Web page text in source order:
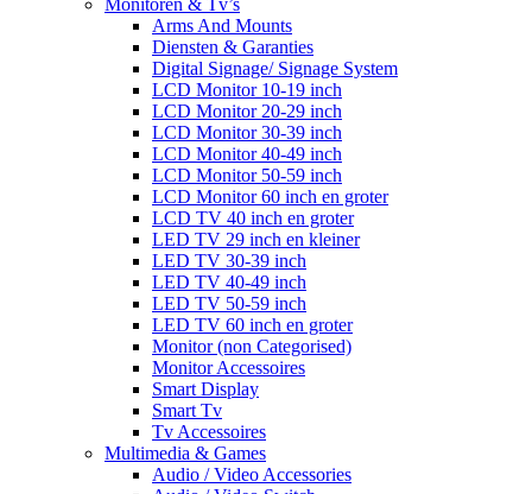
Arms And Mounts
Diensten & Garanties
Digital Signage/ Signage System
LCD Monitor 10-19 inch
LCD Monitor 20-29 inch
LCD Monitor 30-39 inch
LCD Monitor 40-49 inch
LCD Monitor 50-59 inch
LCD Monitor 60 inch en groter
LCD TV 40 inch en groter
LED TV 29 inch en kleiner
LED TV 30-39 inch
LED TV 40-49 inch
LED TV 50-59 inch
LED TV 60 inch en groter
Monitor (non Categorised)
Monitor Accessoires
Smart Display
Smart Tv
Tv Accessoires
Multimedia & Games
Audio / Video Accessories